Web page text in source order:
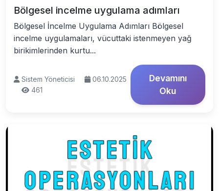
Bölgesel incelme uygulama adımları
Bölgesel İncelme Uygulama Adımları Bölgesel
incelme uygulamaları, vücuttaki istenmeyen yağ
birikimlerinden kurtu...
Sistem Yöneticisi
06.10.2025
461
Devamını
Oku